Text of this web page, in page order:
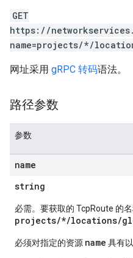
GET
https://
name=projects/*/
网址采用 gRPC 转码语法。
路径参数
参数
name
string
必需。要获取的 TcpRoute 的
projects/*/locations/
必须对指定的资源 name 具有